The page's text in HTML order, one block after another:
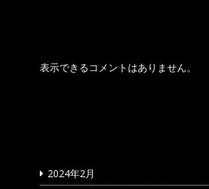
表示できるコメントはありません。
2024年2月